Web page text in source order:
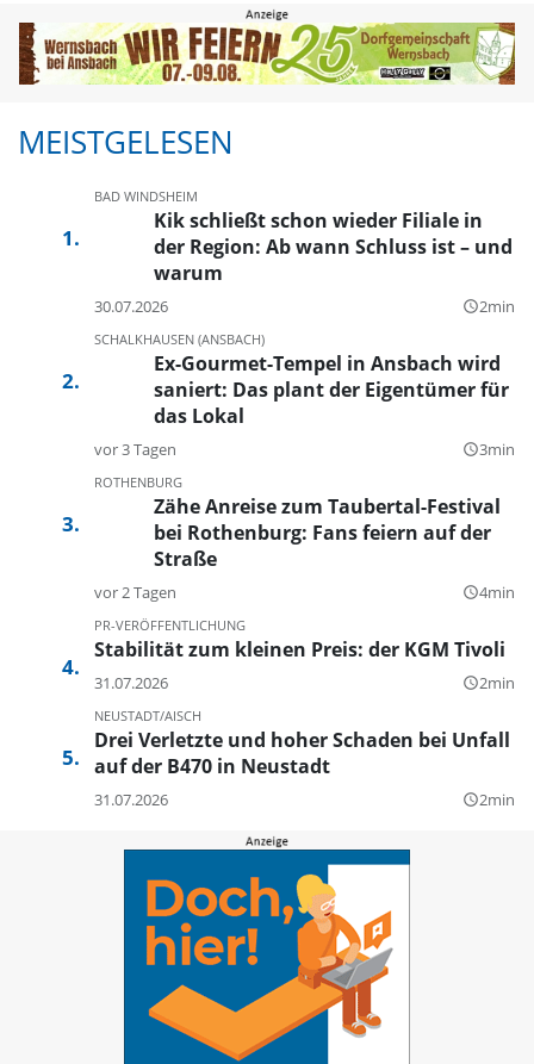
MEISTGELESEN
BAD WINDSHEIM
Kik schließt schon wieder Filiale in
der Region: Ab wann Schluss ist – und
warum
30.07.2026 query_builder2min
SCHALKHAUSEN (ANSBACH)
Ex-Gourmet-Tempel in Ansbach wird
saniert: Das plant der Eigentümer für
das Lokal
vor 3 Tagen query_builder3min
ROTHENBURG
Zähe Anreise zum Taubertal-Festival
bei Rothenburg: Fans feiern auf der
Straße
vor 2 Tagen query_builder4min
PR-VERÖFFENTLICHUNG
Stabilität zum kleinen Preis: der KGM Tivoli
31.07.2026 query_builder2min
NEUSTADT/AISCH
Drei Verletzte und hoher Schaden bei Unfall
auf der B470 in Neustadt
31.07.2026 query_builder2min